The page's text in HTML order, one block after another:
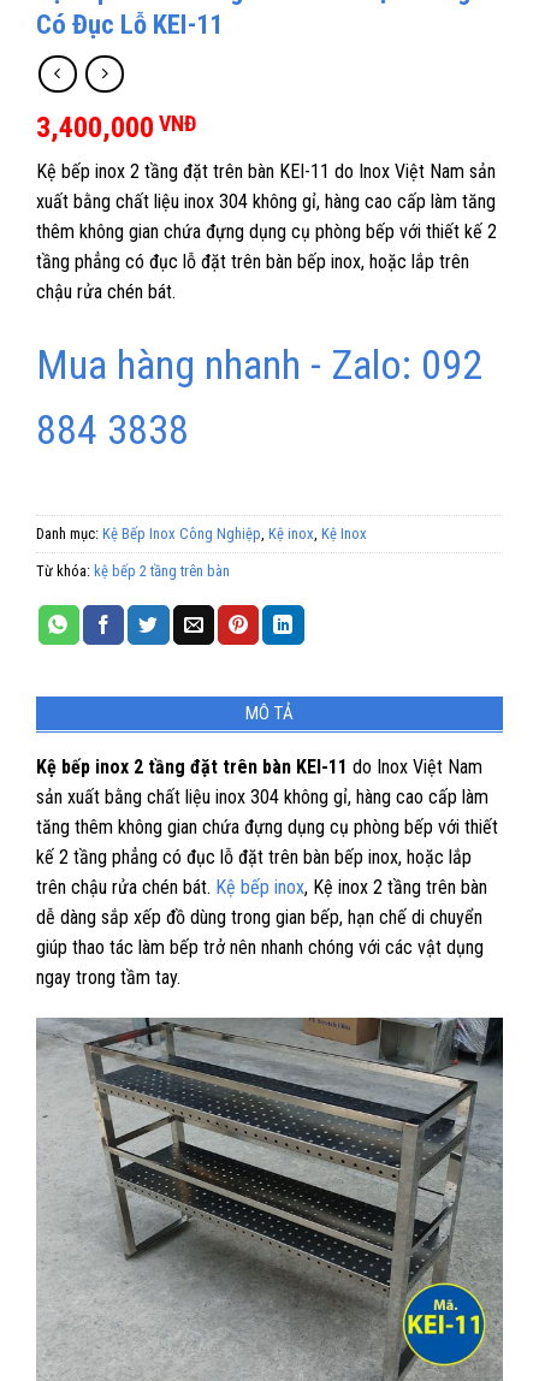
Có Đục Lỗ KEI-11
3,400,000 VNĐ
Kệ bếp inox 2 tầng đặt trên bàn KEI-11 do Inox Việt Nam sản
xuất bằng chất liệu inox 304 không gỉ, hàng cao cấp làm tăng
thêm không gian chứa đựng dụng cụ phòng bếp với thiết kế 2
tầng phẳng có đục lỗ đặt trên bàn bếp inox, hoặc lắp trên
chậu rửa chén bát.
Mua hàng nhanh - Zalo: 092
884 3838
Danh mục: Kệ Bếp Inox Công Nghiệp Kệ inox Kệ Inox
Từ khóa: kệ bếp 2 tầng trên bàn
MÔ TẢ
Kệ bếp inox 2 tầng đặt trên bàn KEI-11 do Inox Việt Nam
sản xuất bằng chất liệu inox 304 không gỉ, hàng cao cấp làm
tăng thêm không gian chứa đựng dụng cụ phòng bếp với thiết
kế 2 tầng phẳng có đục lỗ đặt trên bàn bếp inox, hoặc lắp
trên chậu rửa chén bát. Kệ bếp inox, Kệ inox 2 tầng trên bàn
dễ dàng sắp xếp đồ dùng trong gian bếp, hạn chế di chuyển
giúp thao tác làm bếp trở nên nhanh chóng với các vật dụng
ngay trong tầm tay.